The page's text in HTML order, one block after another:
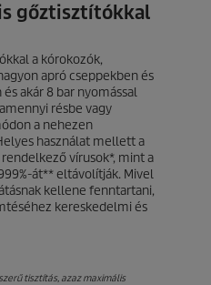
gőztisztítókkal
a kórokozók,
apró cseppekben és
akár 8 bar nyomással
résbe vagy
a nehezen
használat mellett a
vírusok*, mint a
át** eltávolítják. Mivel
kellene fenntartani,
kereskedelmi és
tisztítás, azaz maximális